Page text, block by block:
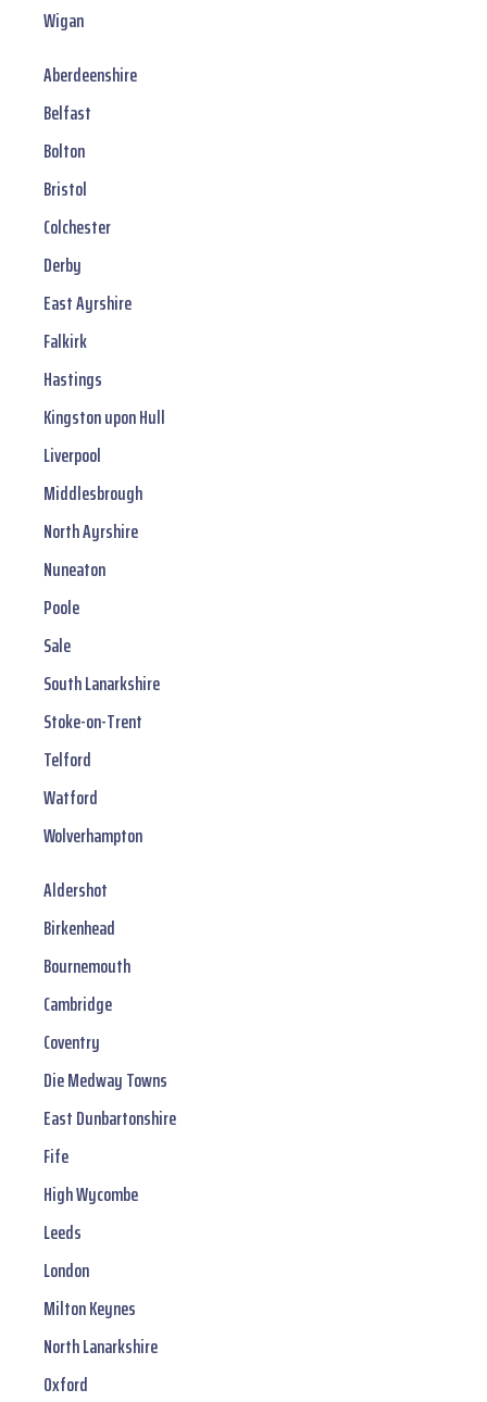
Wigan
Aberdeenshire
Belfast
Bolton
Bristol
Colchester
Derby
East Ayrshire
Falkirk
Hastings
Kingston upon Hull
Liverpool
Middlesbrough
North Ayrshire
Nuneaton
Poole
Sale
South Lanarkshire
Stoke-on-Trent
Telford
Watford
Wolverhampton
Aldershot
Birkenhead
Bournemouth
Cambridge
Coventry
Die Medway Towns
East Dunbartonshire
Fife
High Wycombe
Leeds
London
Milton Keynes
North Lanarkshire
Oxford